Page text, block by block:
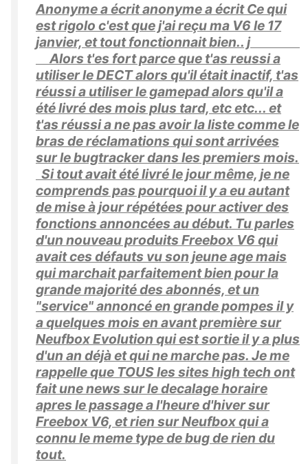
Anonyme a écrit anonyme a écrit Ce qui
est rigolo c'est que j'ai reçu ma V6 le 17
janvier, et tout fonctionnait bien.. j
Alors t'es fort parce que t'as reussi a
utiliser le DECT alors qu'il était inactif, t'as
réussi a utiliser le gamepad alors qu'il a
été livré des mois plus tard, etc etc... et
t'as réussi a ne pas avoir la liste comme le
bras de réclamations qui sont arrivées
sur le bugtracker dans les premiers mois.
Si tout avait été livré le jour même, je ne
comprends pas pourquoi il y a eu autant
de mise à jour répétées pour activer des
fonctions annoncées au début. Tu parles
d'un nouveau produits Freebox V6 qui
avait ces défauts vu son jeune age mais
qui marchait parfaitement bien pour la
grande majorité des abonnés, et un
"service" annoncé en grande pompes il y
a quelques mois en avant première sur
Neufbox Evolution qui est sortie il y a plus
d'un an déjà et qui ne marche pas. Je me
rappelle que TOUS les sites high tech ont
fait une news sur le decalage horaire
apres le passage a l'heure d'hiver sur
Freebox V6, et rien sur Neufbox qui a
connu le meme type de bug de rien du
tout.